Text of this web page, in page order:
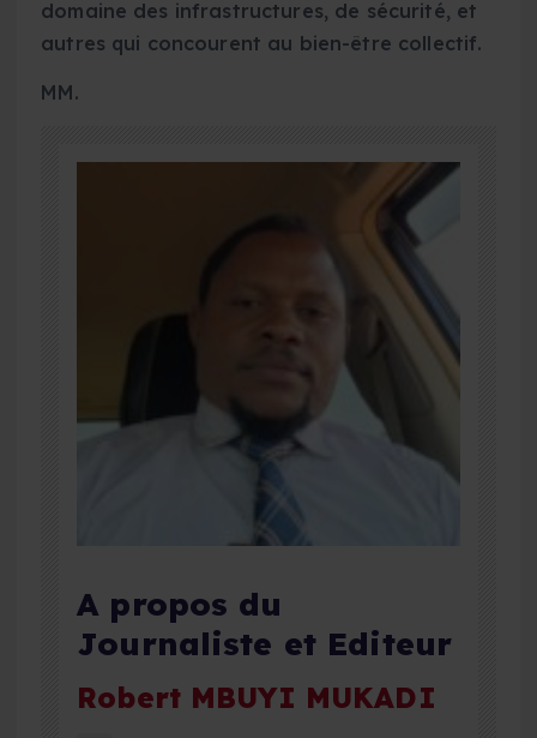
domaine des infrastructures, de sécurité, et
autres qui concourent au bien-être collectif.
MM.
A propos du
Journaliste et Editeur
Robert MBUYI MUKADI